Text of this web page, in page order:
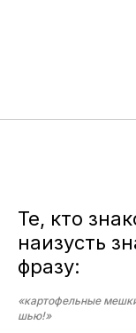
Те, кто
наизусть
фразу:
«картофельные
шью!»